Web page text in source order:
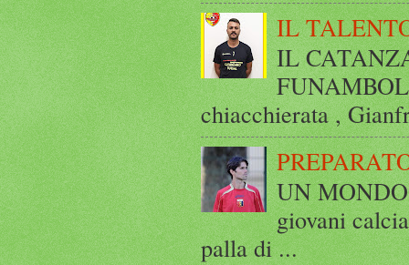
IL
IL
chiacchierata ,
UN
giovani
palla di ...